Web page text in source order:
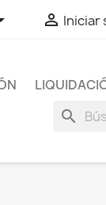
 Iniciar
search